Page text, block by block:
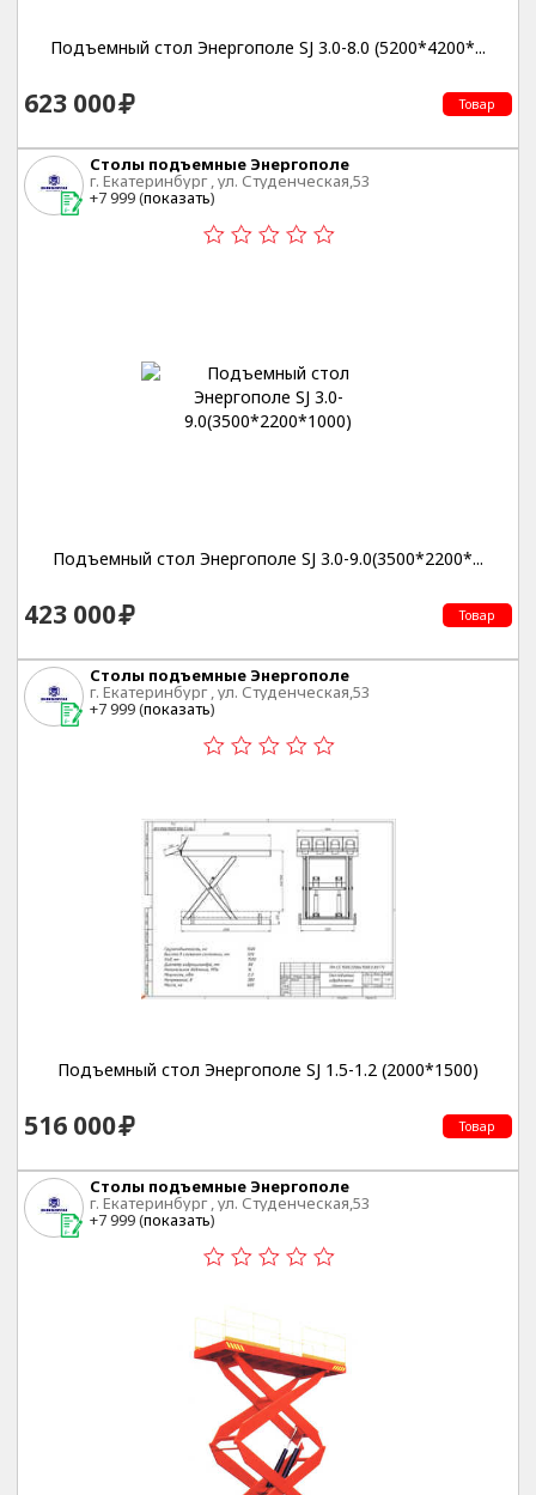
Подъемный стол Энергополе SJ 3.0-8.0 (5200*4200*...
623 000 Товар
Столы подъемные Энергополе
г. Екатеринбург , ул. Студенческая,53
+7 999 (показать)
Подъемный стол Энергополе SJ 3.0-9.0(3500*2200*...
423 000 Товар
Столы подъемные Энергополе
г. Екатеринбург , ул. Студенческая,53
+7 999 (показать)
Подъемный стол Энергополе SJ 1.5-1.2 (2000*1500)
516 000 Товар
Столы подъемные Энергополе
г. Екатеринбург , ул. Студенческая,53
+7 999 (показать)